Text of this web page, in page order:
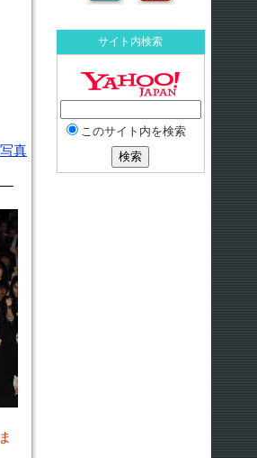
真
サイト内検索
このサイト内を検索